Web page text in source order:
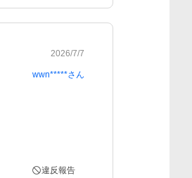
2026/7/7
wwn*****さん
違反報告